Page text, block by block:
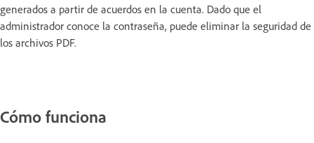
generados a partir de acuerdos en la cuenta. Dado que el
administrador conoce la contraseña, puede eliminar la seguridad de
los archivos PDF.
Cómo funciona